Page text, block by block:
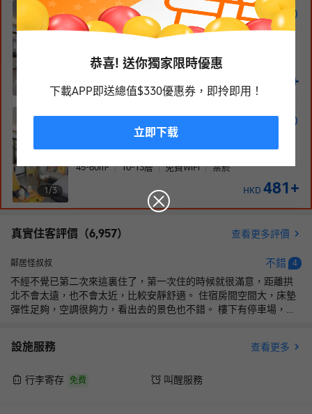
恭喜! 送你獨家限時優惠
下載APP即送總值$330優惠券，即拎即用！
立即下载
尊享行政大床房（大浴缸+乾
濕分離+大沙發+65寸電視）
45-60m² 9-13層 免費WiFi 部分客房可吸菸
+
1/3
鴨鴨親子房（兒童用品+大浴
缸+大沙發+滑梯）
1張單人床 和 1張大床
45-60m² 10-13層 免費WiFi 禁菸
HKD 481+
真實住客評價（6,957） 查看更多評價
鄰居怪叔叔 不錯 4
不經不覺已第二次來這裏住了，第一次住的時候就很滿意，距離拱
北不會太遠，也不會太近，比較安靜舒適。 住宿房間空間大，床墊
彈性足夠，空調很夠力，看出去的景色也不錯。 樓下有停車場，也
有吃的都很方便，附近還有一家腸粉店，很濃花生油味，味道不
宿，再來珠海這所酒店是我的優先考慮。
設施服務 查看更多
行李寄存 免費 叫醒服務